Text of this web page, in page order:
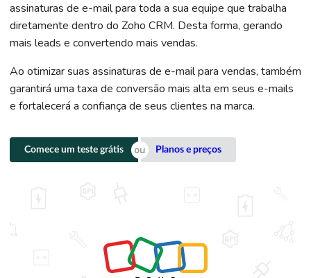
assinaturas de e-mail para toda a sua equipe que trabalha
diretamente dentro do Zoho CRM. Desta forma, gerando
mais leads e convertendo mais vendas.
Ao otimizar suas assinaturas de e-mail para vendas, também
garantirá uma taxa de conversão mais alta em seus e-mails
e fortalecerá a confiança de seus clientes na marca.
Comece um teste grátis Planos e preços